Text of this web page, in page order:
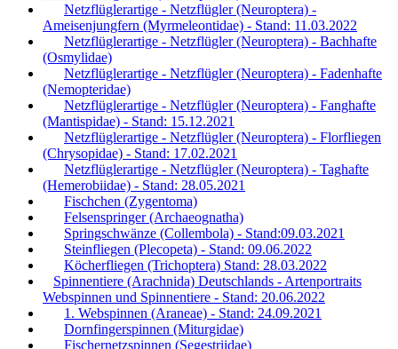
Netzflüglerartige - Netzflügler (Neuroptera) -
Ameisenjungfern (Myrmeleontidae) - Stand: 11.03.2022
Netzflüglerartige - Netzflügler (Neuroptera) - Bachhafte
(Osmylidae)
Netzflüglerartige - Netzflügler (Neuroptera) - Fadenhafte
(Nemopteridae)
Netzflüglerartige - Netzflügler (Neuroptera) - Fanghafte
(Mantispidae) - Stand: 15.12.2021
Netzflüglerartige - Netzflügler (Neuroptera) - Florfliegen
(Chrysopidae) - Stand: 17.02.2021
Netzflüglerartige - Netzflügler (Neuroptera) - Taghafte
(Hemerobiidae) - Stand: 28.05.2021
Fischchen (Zygentoma)
Felsenspringer (Archaeognatha)
Springschwänze (Collembola) - Stand:09.03.2021
Steinfliegen (Plecopeta) - Stand: 09.06.2022
Köcherfliegen (Trichoptera) Stand: 28.03.2022
Spinnentiere (Arachnida) Deutschlands - Artenportraits
Webspinnen und Spinnentiere - Stand: 20.06.2022
1. Webspinnen (Araneae) - Stand: 24.09.2021
Dornfingerspinnen (Miturgidae)
Fischernetzspinnen (Segestriidae)